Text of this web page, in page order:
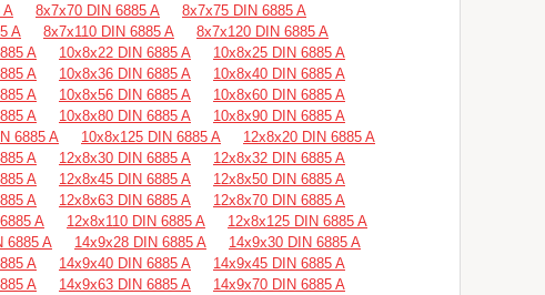
A 8х7х70 DIN 6885 A
8х7х75 DIN 6885 A
A 8х7х110 DIN 6885 A
8х7х120 DIN 6885 A
A 10х8х22 DIN 6885 A
10х8х25 DIN 6885 A
A 10х8х36 DIN 6885 A
10х8х40 DIN 6885 A
A 10х8х56 DIN 6885 A
10х8х60 DIN 6885 A
A 10х8х80 DIN 6885 A
10х8х90 DIN 6885 A
6885 A 10х8х125 DIN 6885 A
12х8х20 DIN 6885 A
A 12х8х30 DIN 6885 A
12х8х32 DIN 6885 A
A 12х8х45 DIN 6885 A
12х8х50 DIN 6885 A
A 12х8х63 DIN 6885 A
12х8х70 DIN 6885 A
A 12х8х110 DIN 6885 A
12х8х125 DIN 6885 A
6885 A 14х9х28 DIN 6885 A
14х9х30 DIN 6885 A
A 14х9х40 DIN 6885 A
14х9х45 DIN 6885 A
A 14х9х63 DIN 6885 A
14х9х70 DIN 6885 A